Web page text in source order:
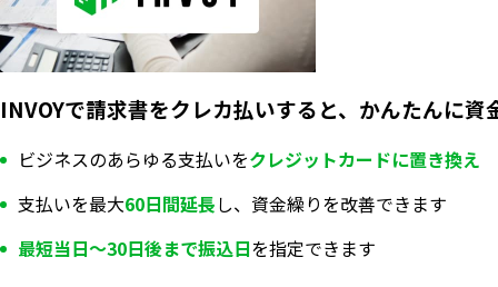
INVOYで請求書をクレカ払いすると、かんたんに資
ビジネスのあらゆる支払いをクレジットカードに置き換え
支払いを最大60日間延長し、資金繰りを改善できます
最短当日〜30日後まで振込日を指定できます